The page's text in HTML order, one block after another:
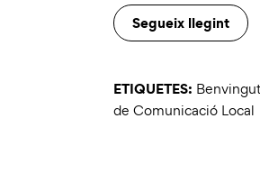
Segueix llegint
ETIQUETES:
de Comunicació Local